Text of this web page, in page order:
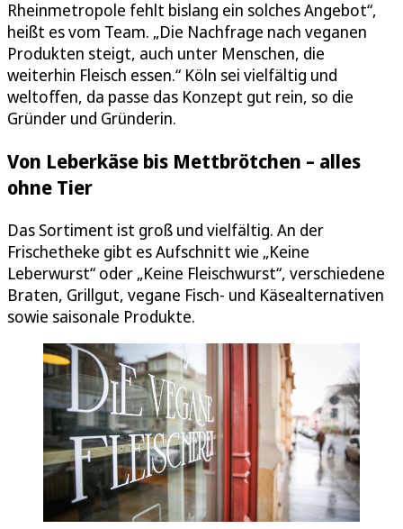
Rheinmetropole fehlt bislang ein solches Angebot“,
heißt es vom Team. „Die Nachfrage nach veganen
Produkten steigt, auch unter Menschen, die
weiterhin Fleisch essen.“ Köln sei vielfältig und
weltoffen, da passe das Konzept gut rein, so die
Gründer und Gründerin.
Von Leberkäse bis Mettbrötchen – alles
ohne Tier
Das Sortiment ist groß und vielfältig. An der
Frischetheke gibt es Aufschnitt wie „Keine
Leberwurst“ oder „Keine Fleischwurst“, verschiedene
Braten, Grillgut, vegane Fisch- und Käsealternativen
sowie saisonale Produkte.